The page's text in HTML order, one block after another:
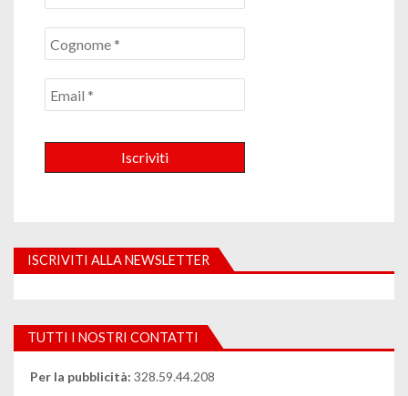
ISCRIVITI ALLA NEWSLETTER
TUTTI I NOSTRI CONTATTI
Per la pubblicità: 328.59.44.208